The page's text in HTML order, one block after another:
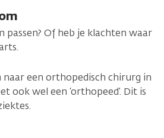
Of heb je klachten waar
naar een orthopedisch chirurg in
ook wel een ‘orthopeed’. Dit is